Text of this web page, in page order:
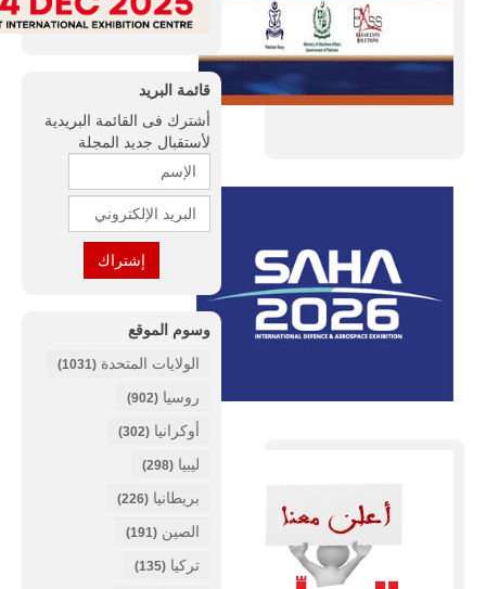
قائمة البريد
أشترك فى القائمة البريدية
لأستقبال جديد المجلة
وسوم الموقع
الولايات المتحدة (1031)
روسيا (902)
أوكرانيا (302)
ليبيا (298)
بريطانيا (226)
الصين (191)
تركيا (135)